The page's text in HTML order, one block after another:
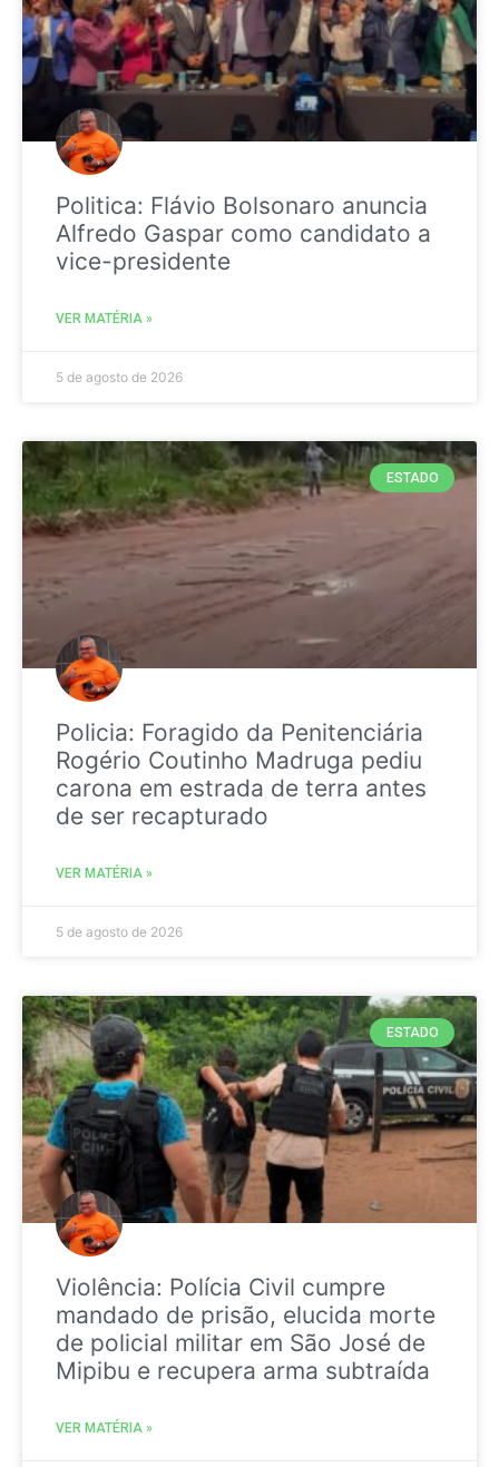
Politica: Flávio Bolsonaro anuncia
Alfredo Gaspar como candidato a
vice-presidente
VER MATÉRIA »
5 de agosto de 2026
ESTADO
Policia: Foragido da Penitenciária
Rogério Coutinho Madruga pediu
carona em estrada de terra antes
de ser recapturado
VER MATÉRIA »
5 de agosto de 2026
ESTADO
Violência: Polícia Civil cumpre
mandado de prisão, elucida morte
de policial militar em São José de
Mipibu e recupera arma subtraída
VER MATÉRIA »